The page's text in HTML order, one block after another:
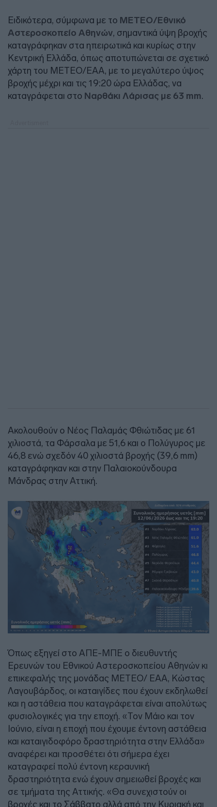
Ειδικότερα, σύμφωνα με το ΜΕΤΕΟ/Εθνικό
Αστεροσκοπείο Αθηνών, σημαντικά ύψη βροχής
καταγράφηκαν στα ηπειρωτικά και κυρίως στην
Κεντρική Ελλάδα, όπως αποτυπώνεται σε σχετικό
χάρτη του ΜΕΤΕΟ/ΕΑΑ, με το μεγαλύτερο ύψος
βροχής μέχρι και τις 19:20 ώρα Ελλάδας, να
καταγράφεται στο Ναρθάκι Λάρισας με 63 mm.
Ακολουθούν ο Νέος Παλαμάς Φθιώτιδας με 61
χιλιοστά, τα Φάρσαλα με 51,6 και ο Πολύγυρος με
46,8 ενώ σχεδόν 40 χιλιοστά βροχής (39,6 mm)
καταγράφηκαν και στην Παλαιοκούνδουρα
Μάνδρας στην Αττική.
Όπως εξηγεί στο ΑΠΕ-ΜΠΕ ο διευθυντής
Ερευνών του Εθνικού Αστεροσκοπείου Αθηνών κι
επικεφαλής της μονάδας ΜΕΤΕΟ/ ΕΑΑ, Κώστας
Λαγουβάρδος, οι καταιγίδες που έχουν εκδηλωθεί
και η αστάθεια που καταγράφεται είναι απολύτως
φυσιολογικές για την εποχή. «Τον Μάιο και τον
Ιούνιο, είναι η εποχή που έχουμε έντονη αστάθεια
και καταιγιδοφόρο δραστηριότητα στην Ελλάδα»
αναφέρει και προσθέτει ότι σήμερα έχει
καταγραφεί πολύ έντονη κεραυνική
δραστηριότητα ενώ έχουν σημειωθεί βροχές και
σε τμήματα της Αττικής. «Θα συνεχιστούν οι
βροχές και το Σάββατο αλλά από την Κυριακή και